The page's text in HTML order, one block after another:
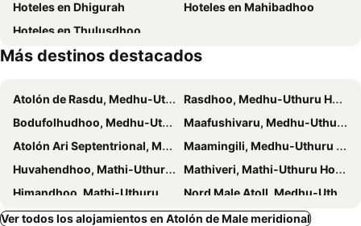
Hoteles en Dhigurah
Hoteles en Mahibadhoo
Hoteles en Thulusdhoo
Más destinos destacados
Atolón de Rasdu, Medhu-Uthuru Hoteles
Rasdhoo, Medhu-Uthuru Hoteles
Bodufolhudhoo, Medhu-Uthuru Hoteles
Maafushivaru, Medhu-Uthuru Hoteles
Atolón Ari Septentrional, Medhu-Uthuru Hoteles
Maamingili, Medhu-Uthuru Hoteles
Huvahendhoo, Mathi-Uthuru Hoteles
Mathiveri, Mathi-Uthuru Hoteles
Himandhoo, Mathi-Uthuru Hoteles
Nord Male Atoll, Medhu-Uthuru Hoteles
Atolón de Baa, Uthuru Hoteles Raa Atoll, Uthuru Hoteles
Ver todos los alojamientos en Atolón de Male meridional